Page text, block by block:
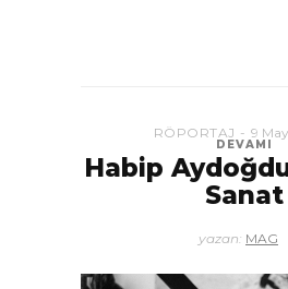
DEVAMI
RÖPORTAJ 9
Habip
Sanat
yazan: MAG